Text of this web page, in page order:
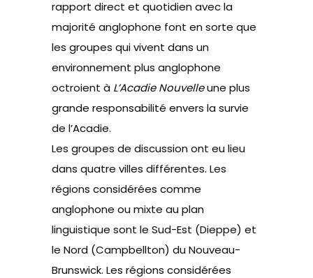
rapport direct et quotidien avec la
majorité anglophone font en sorte que
les groupes qui vivent dans un
environnement plus anglophone
octroient à L’Acadie Nouvelleune plus
grande responsabilité envers la survie
de l’Acadie.
Les groupes de discussion ont eu lieu
dans quatre villes différentes. Les
régions considérées comme
anglophone ou mixte au plan
linguistique sont le Sud-Est (Dieppe) et
le Nord (Campbellton) du Nouveau-
Brunswick. Les régions considérées